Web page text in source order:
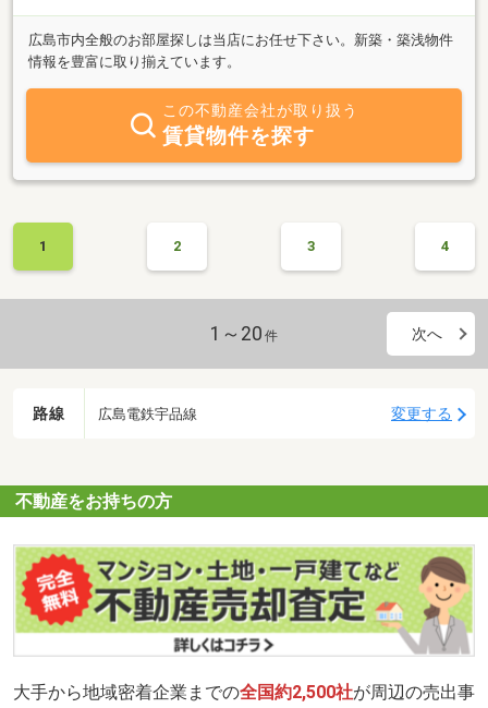
広島市内全般のお部屋探しは当店にお任せ下さい。新築・築浅物件
情報を豊富に取り揃えています。
この不動産会社が取り扱う
賃貸物件を探す
1 2 3 4
1～20 件 次へ
路線 広島電鉄宇品線 変更する
不動産をお持ちの方
大手から地域密着企業までの全国約2,500社が周辺の売出事